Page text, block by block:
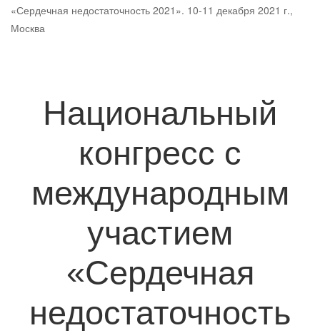
«Сердечная недостаточность 2021». 10-11 декабря 2021 г.,
Москва
Национальный
конгресс с
международным
участием
«Сердечная
недостаточность